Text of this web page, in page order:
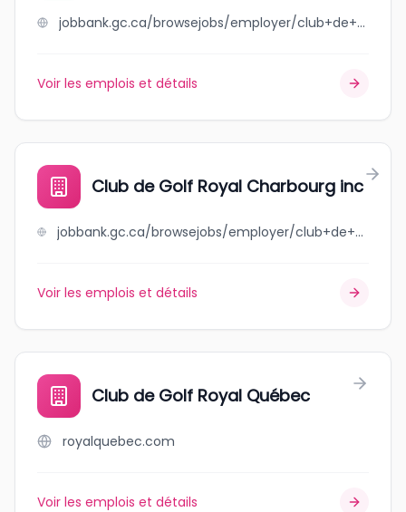
jobbank.gc.ca/browsejobs/employer/club+de+golf+levis+inc./ca
Voir les emplois et détails
Club de Golf Royal Charbourg inc
jobbank.gc.ca/browsejobs/employer/club+de+golf+royal+charbourg+inc/ca
Voir les emplois et détails
Club de Golf Royal Québec
royalquebec.com
Voir les emplois et détails